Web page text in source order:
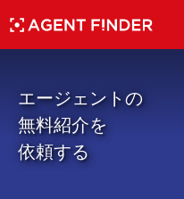
エージェントの
無料紹介を
依頼する